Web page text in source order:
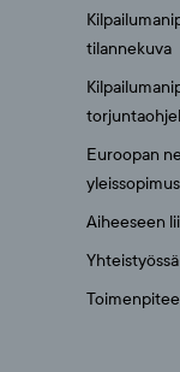
tilannekuva
Euroopan
yleissopimus
Aiheeseen
Yhteistyössä